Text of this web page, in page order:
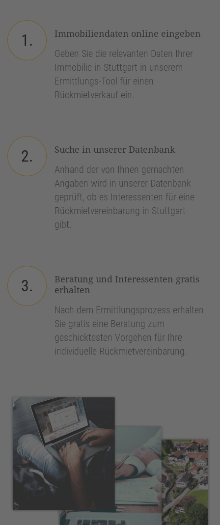
1.
Immobiliendaten online eingeben
Geben Sie die relevanten Daten Ihrer
Immobilie in Stuttgart in unserem
Ermittlungs-Tool für einen
Rückmietverkauf ein.
2.
Suche in unserer Datenbank
Anhand der von Ihnen gemachten
Angaben wird in unserer Datenbank
geprüft, ob es Interessenten für eine
Rückmietvereinbarung in Stuttgart
gibt.
3.
Beratung und Interessenten gratis
erhalten
Nach dem Ermittlungsprozess erhalten
Sie gratis eine Beratung zum
geschicktesten Vorgehen für Ihre
individuelle Rückmietvereinbarung.